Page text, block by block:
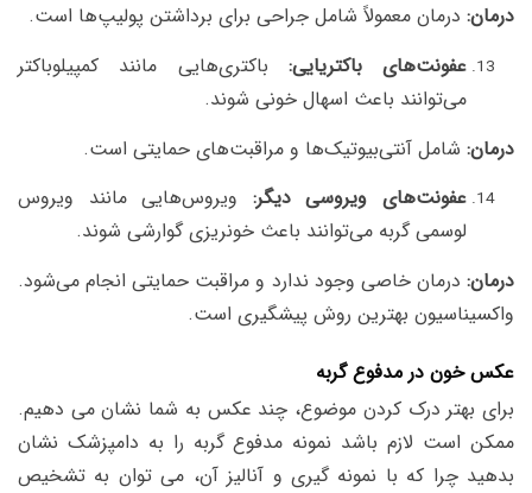
درمان: درمان معمولاً شامل جراحی برای برداشتن پولیپ‌ها است.
عفونت‌های باکتریایی: باکتری‌هایی مانند کمپیلوباکتر
می‌توانند باعث اسهال خونی شوند.
درمان: شامل آنتی‌بیوتیک‌ها و مراقبت‌های حمایتی است.
عفونت‌های ویروسی دیگر: ویروس‌هایی مانند ویروس
لوسمی گربه می‌توانند باعث خونریزی گوارشی شوند.
درمان: درمان خاصی وجود ندارد و مراقبت حمایتی انجام می‌شود.
واکسیناسیون بهترین روش پیشگیری است.
عکس خون در مدفوع گربه
برای بهتر درک کردن موضوع، چند عکس به شما نشان می دهیم.
ممکن است لازم باشد نمونه مدفوع گربه را به دامپزشک نشان
بدهید چرا که با نمونه گیری و آنالیز آن، می توان به تشخیص